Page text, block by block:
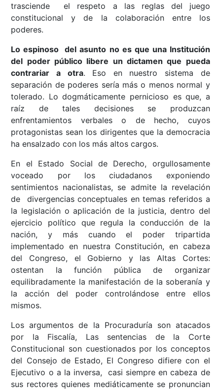
trasciende el respeto a las reglas del juego
constitucional y de la colaboración entre los
poderes.
Lo espinoso del asunto no es que una Institución
del poder público libere un dictamen que pueda
contrariar a otra. Eso en nuestro sistema de
separación de poderes sería más o menos normal y
tolerado. Lo dogmáticamente pernicioso es que, a
raíz de tales decisiones se produzcan
enfrentamientos verbales o de hecho, cuyos
protagonistas sean los dirigentes que la democracia
ha ensalzado con los más altos cargos.
En el Estado Social de Derecho, orgullosamente
voceado por los ciudadanos exponiendo
sentimientos nacionalistas, se admite la revelación
de divergencias conceptuales en temas referidos a
la legislación o aplicación de la justicia, dentro del
ejercicio político que regula la conducción de la
nación, y más cuando el poder tripartida
implementado en nuestra Constitución, en cabeza
del Congreso, el Gobierno y las Altas Cortes:
ostentan la función pública de organizar
equilibradamente la manifestación de la soberanía y
la acción del poder controlándose entre ellos
mismos.
Los argumentos de la Procuraduría son atacados
por la Fiscalía, Las sentencias de la Corte
Constitucional son cuestionados por los conceptos
del Consejo de Estado, El Congreso difiere con el
Ejecutivo o a la inversa, casi siempre en cabeza de
sus rectores quienes mediáticamente se pronuncian